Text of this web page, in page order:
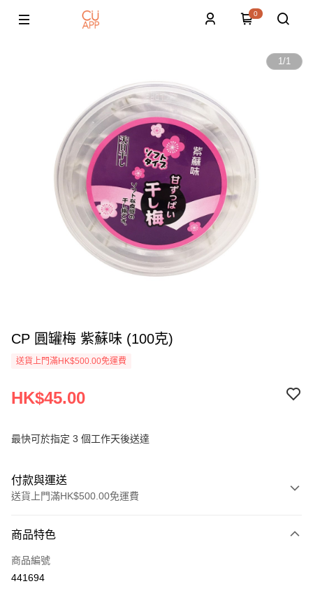
0
1/1
CP 圓罐梅 紫蘇味 (100克)
送貨上門滿HK$500.00免運費
HK$45.00
最快可於指定 3 個工作天後送達
付款與運送
送貨上門滿HK$500.00免運費
信用卡
AlipayHK
商品特色
商品編號
441694